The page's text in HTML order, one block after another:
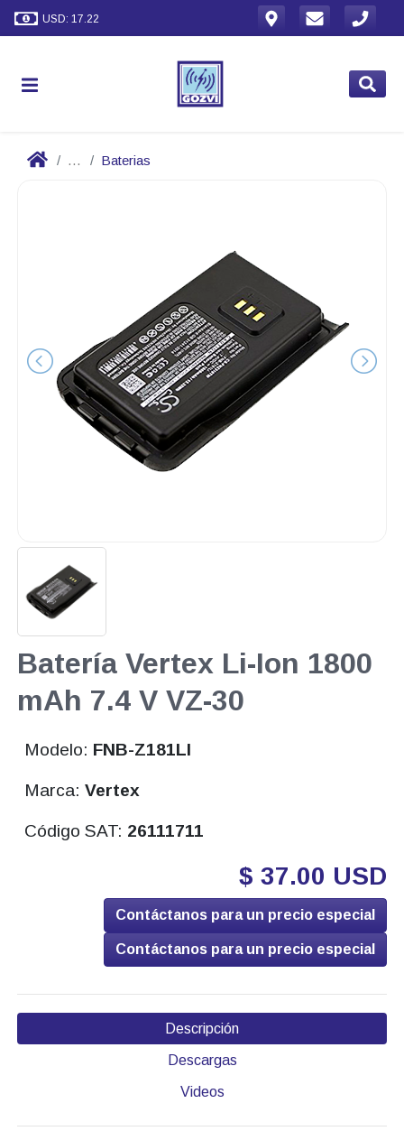
USD: 17.22
... Baterias
Batería Vertex Li-Ion 1800
mAh 7.4 V VZ-30
Modelo: FNB-Z181LI
Marca:Vertex
Código SAT: 26111711
$ 37.00 USD
Contáctanos para un precio especial
Contáctanos para un precio especial
Descripción
Descargas
Videos